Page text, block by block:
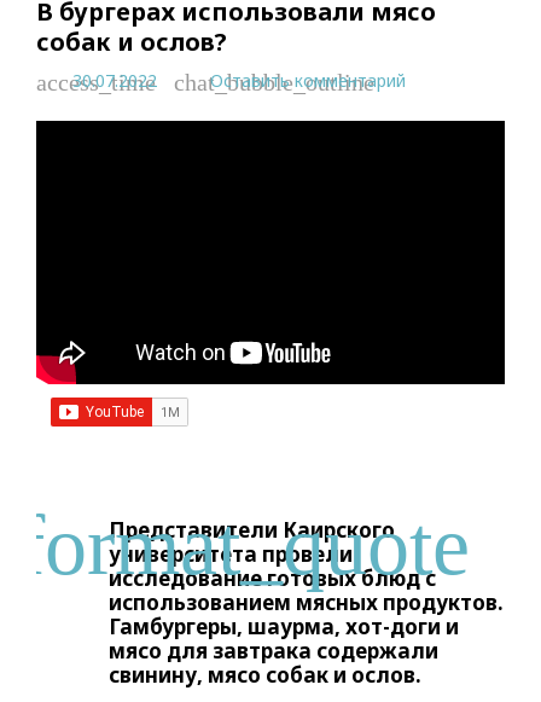
В бургерах использовали мясо
собак и ослов?
access_time
30.07.2022 chat_bubble_outline
Оставить комментарий
Представители Каирского
университета провели
исследование готовых блюд с
использованием мясных продуктов.
Гамбургеры, шаурма, хот-доги и
мясо для завтрака содержали
свинину, мясо собак и ослов.